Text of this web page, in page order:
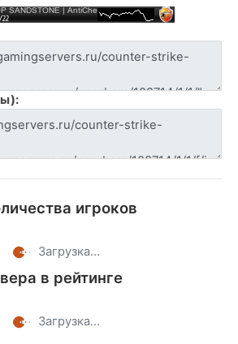
игроков
Загрузка...
в рейтинге
Загрузка...